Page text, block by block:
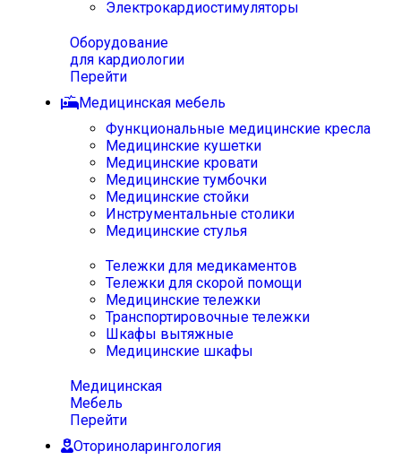
Электрокардиостимуляторы
Оборудование
для кардиологии
Перейти
Медицинская мебель
Функциональные медицинские кресла
Медицинские кушетки
Медицинские кровати
Медицинские тумбочки
Медицинские стойки
Инструментальные столики
Медицинские стулья
Тележки для медикаментов
Тележки для скорой помощи
Медицинские тележки
Транспортировочные тележки
Шкафы вытяжные
Медицинские шкафы
Медицинская
Мебель
Перейти
Оториноларингология